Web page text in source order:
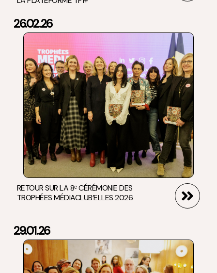
26.02.26
RETOUR SUR LA 8ᵉ CÉRÉMONIE DES
TROPHÉES MÉDIACLUB’ELLES 2026
29.01.26